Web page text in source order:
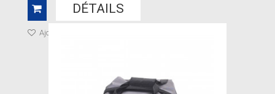
DÉTAILS
Ajouter à ma liste de cadeaux